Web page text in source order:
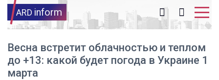
ARD inform
Весна встретит облачностью и теплом
до +13: какой будет погода в Украине 1
марта